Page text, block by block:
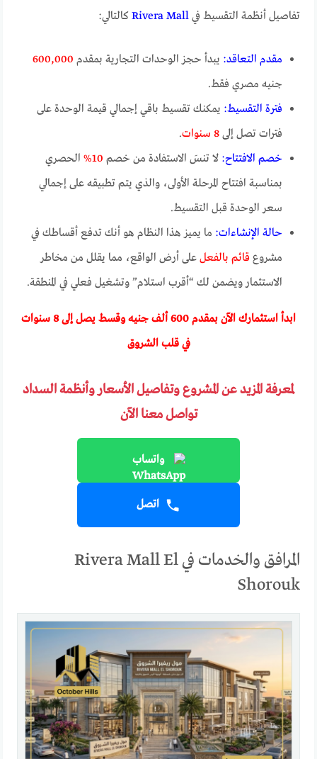
تفاصيل أنظمة التقسيط فيRivera Mall كالتالي:
مقدم التعاقد: يبدأ حجز الوحدات التجارية بمقدم 600,000
جنيه مصري فقط.
فترة التقسيط: يمكنك تقسيط باقي إجمالي قيمة الوحدة على
فترات تصل إلى8 سنوات
.
خصم الافتتاح: لا تنسَ الاستفادة من خصم 10%
الحصري
بمناسبة افتتاح المرحلة الأولى، والذي يتم تطبيقه على إجمالي
سعر الوحدة قبل التقسيط.
حالة الإنشاءات: ما يميز هذا النظام هو أنك تدفع أقساطك في
مشروع قائم بالفعل على أرض الواقع، مما يقلل من مخاطر
الاستثمار ويضمن لك “أقرب استلام” وتشغيل فعلي في المنطقة.
ابدأ استثمارك الآن بمقدم 600 ألف جنيه وقسط يصل إلى 8 سنوات
في قلب الشروق
لمعرفة المزيد عن المشروع وتفاصيل الأسعار وأنظمة السداد
تواصل معنا الآن
واتساب
اتصل
المرافق والخدمات في Rivera Mall El
Shorouk